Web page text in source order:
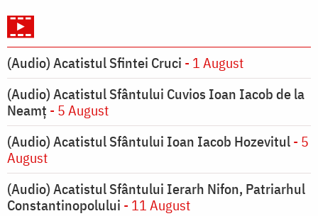
(Audio) Acatistul Sfintei Cruci - 1 August
(Audio) Acatistul Sfântului Cuvios Ioan Iacob de la
Neamț - 5 August
(Audio) Acatistul Sfântului Ioan Iacob Hozevitul- 5
August
(Audio) Acatistul Sfântului Ierarh Nifon, Patriarhul
Constantinopolului - 11 August